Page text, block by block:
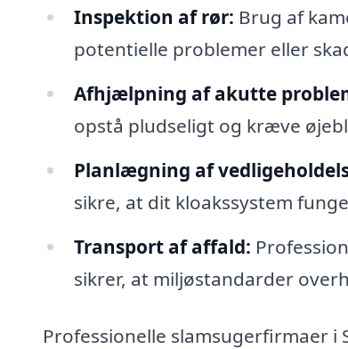
Inspektion af rør: Brug af
potentielle problemer eller
Afhjælpning af akutte
opstå pludseligt og kræve
Planlægning af
sikre, at dit kloakssystem
Transport af affald:
sikrer, at miljøstandarder
Professionelle slamsugerfirmaer